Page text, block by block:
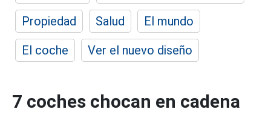
Propiedad
Salud
El mundo
El coche
Ver el nuevo diseño
7 coches chocan en cadena